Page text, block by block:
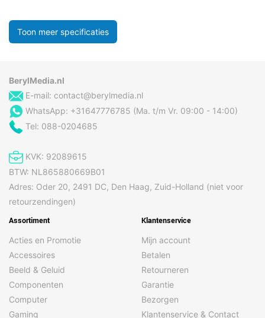
Toon meer specificaties
BerylMedia.nl
E-mail: contact@berylmedia.nl
WhatsApp: +31647776785 (Ma. t/m Vr. 09:00 - 14:00)
Tel: 088-0204685
KVK: 92089615
BTW: NL865880669B01
Adres: Oder 20, 2491 DC, Den Haag, Zuid-Holland (niet voor
retourzendingen)
Assortiment
Acties en Promotie
Accessoires
Beeld & Geluid
Componenten
Computer
Gaming
Klantenservice
Mijn account
Betalen
Retourneren
Garantie
Bezorgen
Klantenservice & Contact